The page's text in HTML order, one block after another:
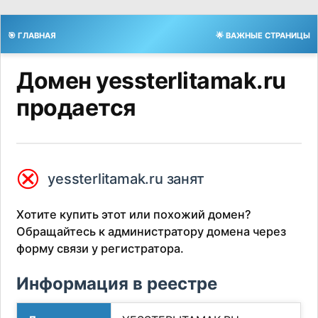
🎯 ГЛАВНАЯ 🌟 ВАЖНЫЕ СТРАНИЦЫ
Домен yessterlitamak.ru
продается
⮿ yessterlitamak.ru занят
Хотите купить этот или похожий домен?
Обращайтесь к администратору домена через
форму связи у регистратора.
Информация в реестре